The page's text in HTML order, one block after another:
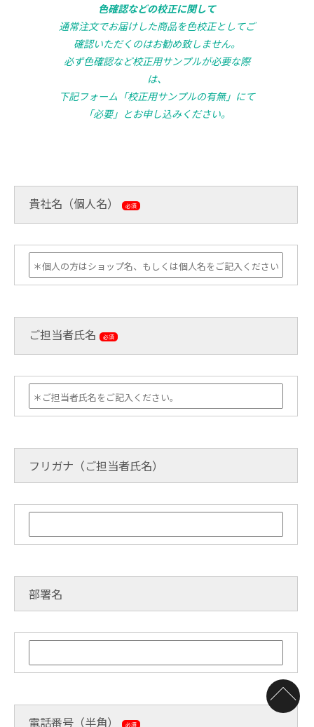
色確認などの校正に関して
通常注文でお届けした商品を色校正としてご
確認いただくのはお勧め致しません。
必ず色確認など校正用サンプルが必要な際
は、
下記フォーム「校正用サンプルの有無」にて
「必要」とお申し込みください。
貴社名（個人名） 必須
ご担当者氏名 必須
フリガナ（ご担当者氏名）
部署名
電話番号（半角） 必須